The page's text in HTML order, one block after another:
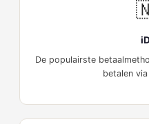
De populairste
betalen